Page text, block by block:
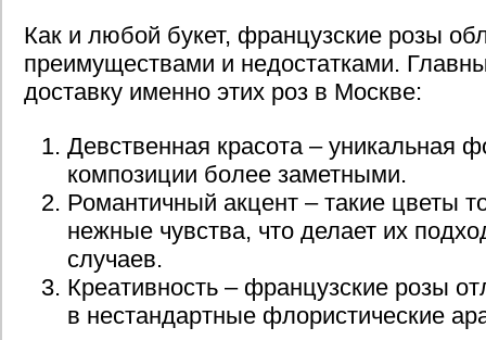
Как и любой букет, французские розы
преимуществами и недостатками.
доставку именно этих роз в Москве:
Девственная красота – уникальная
композиции более заметными.
Романтичный акцент – такие цветы
нежные чувства, что делает их
случаев.
Креативность – французские розы
в нестандартные флористические